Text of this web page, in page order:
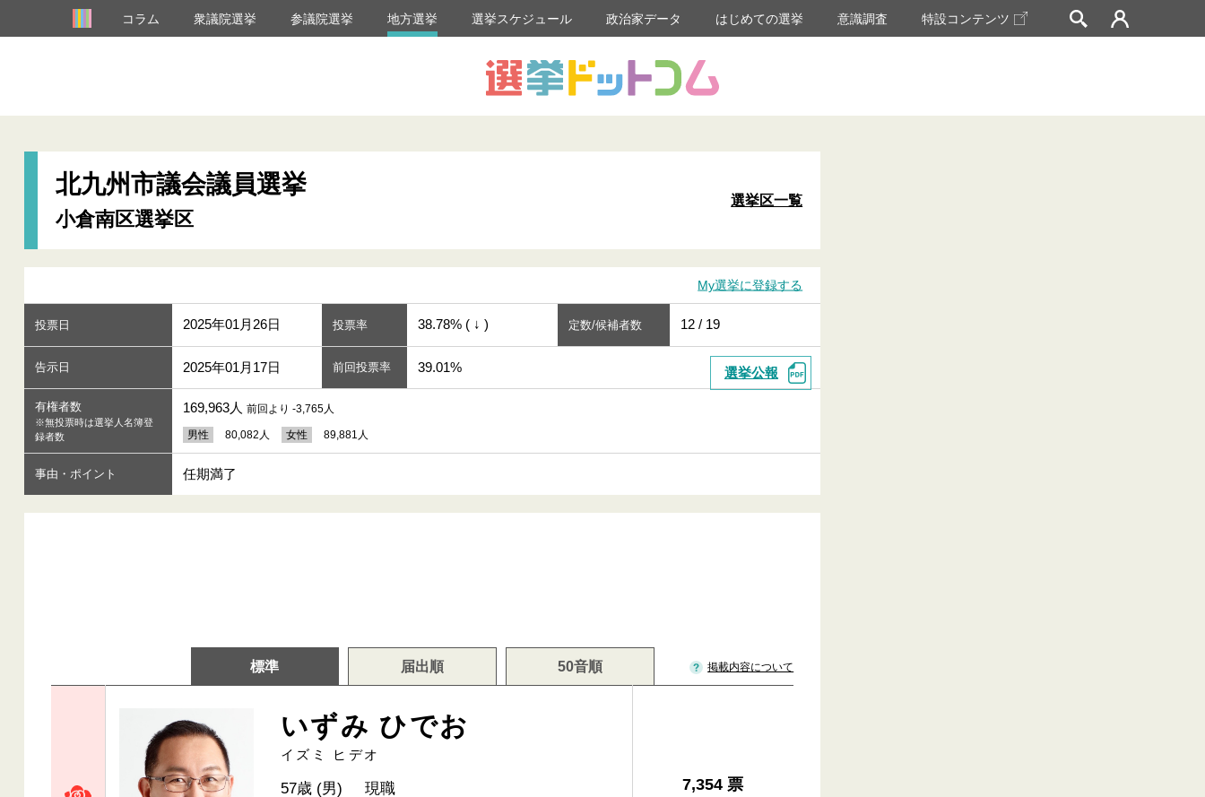
コラム 衆議院選挙 参議院選挙 地方選挙 選挙スケジュール 政治家データ はじめての選挙 意識調査 特設コンテンツ
北九州市議会議員選挙
小倉南区選挙区
選挙区一覧
My選挙に登録する
投票日 2025年01月26日 投票率 38.78% ( ↓ ) 定数/候補者数 12 / 19
告示日 2025年01月17日 前回投票率 39.01% 選挙公報
有権者数
※無投票時は選挙人名簿登
録者数
169,963人 前回より -3,765人
男性 80,082人 女性 89,881人
事由・ポイント 任期満了
標準 届出順 50音順 掲載内容について
いずみ ひでお
イズミ ヒデオ
57歳 (男) 現職 7,354 票